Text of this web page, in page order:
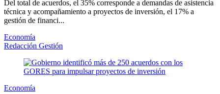
Del total de acuerdos, el 35% corresponde a demandas de asistencia
técnica y acompañamiento a proyectos de inversión, el 17% a
gestión de financi...
Economía
Redacción Gestión
Economía